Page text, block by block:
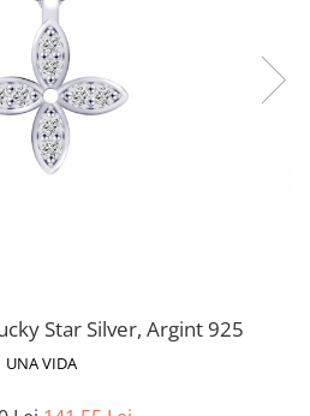
Star Silver, Argint 925
UNA VIDA